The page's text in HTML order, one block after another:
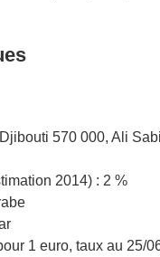
570 000, Ali
2014) : 2 %
1 euro, taux au 25/